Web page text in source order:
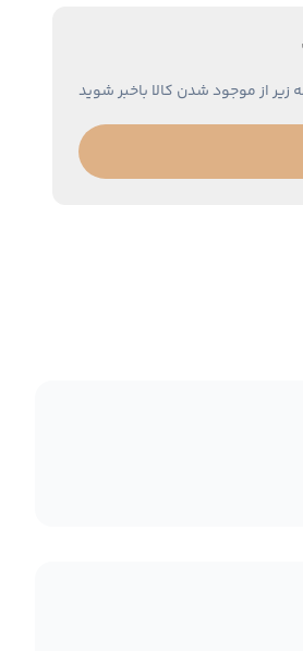
زیر از موجود شدن کالا باخبر شوید